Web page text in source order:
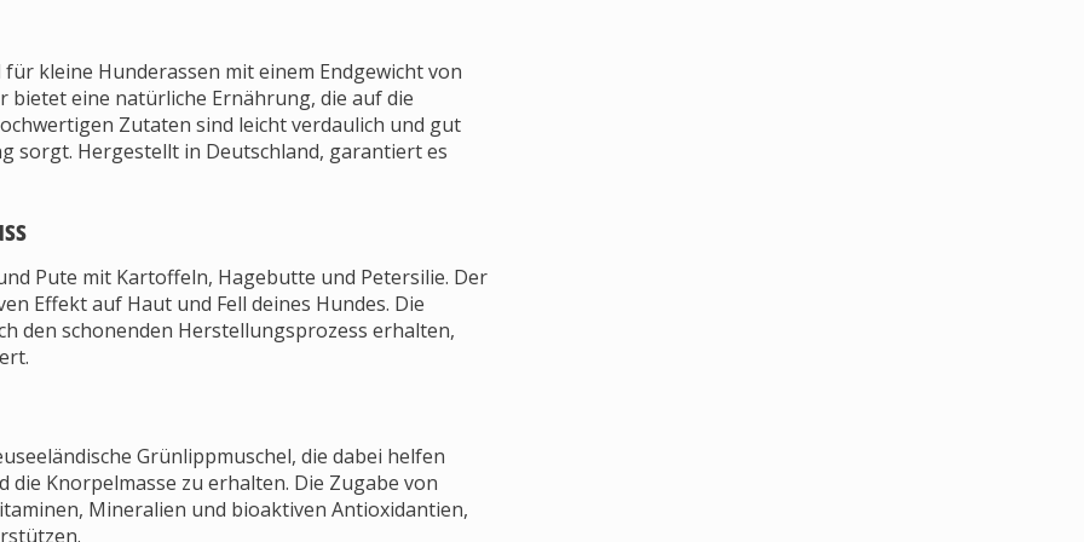
kleine Hunderassen mit einem Endgewicht von
bietet eine natürliche Ernährung, die auf die
Zutaten sind leicht verdaulich und gut
sorgt. Hergestellt in Deutschland, garantiert es
Pute mit Kartoffeln, Hagebutte und Petersilie. Der
Effekt auf Haut und Fell deines Hundes. Die
den schonenden Herstellungsprozess erhalten,
Grünlippmuschel, die dabei helfen
Knorpelmasse zu erhalten. Die Zugabe von
Mineralien und bioaktiven Antioxidantien,